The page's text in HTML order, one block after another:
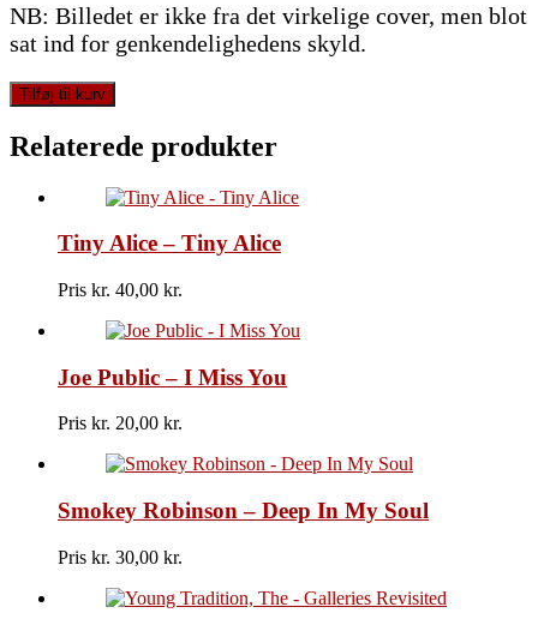
NB: Billedet er ikke fra det virkelige cover, men blot
sat ind for genkendelighedens skyld.
Johnny
Hodges
-
The
Sound
Tilføj til kurv
Relaterede produkter
Tiny Alice – Tiny Alice
Pris kr. 40,00
Joe Public – I Miss You
Pris kr. 20,00
Smokey Robinson – Deep In My Soul
Pris kr. 30,00